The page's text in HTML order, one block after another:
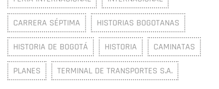
CARRERA SÉPTIMA HISTORIAS BOGOTANAS
HISTORIA DE BOGOTÁ HISTORIA CAMINATAS
PLANES TERMINAL DE TRANSPORTES S.A.